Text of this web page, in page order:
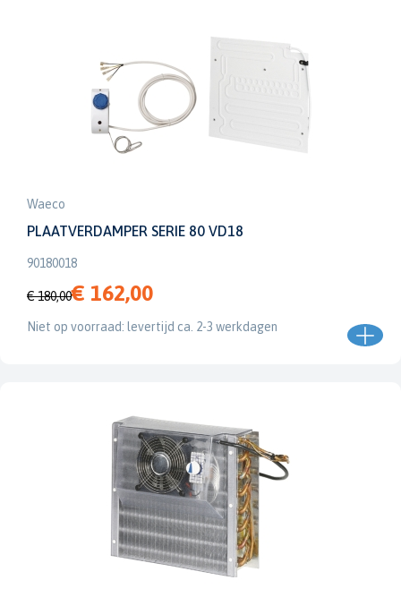
Waeco
PLAATVERDAMPER SERIE 80 VD18
90180018
€ 180,00€ 162,00
Niet op voorraad: levertijd ca. 2-3 werkdagen